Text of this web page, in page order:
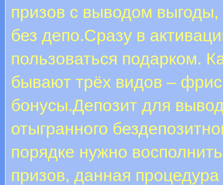
призов с выводом
без депо.Сразу в
пользоваться подарком.
бывают трёх видов –
бонусы.Депозит для
отыгранного
порядке нужно
призов, данная